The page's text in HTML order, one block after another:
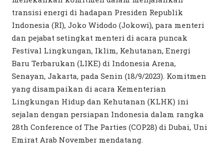
transisi energi di hadapan Presiden Republik
Indonesia (RI), Joko Widodo (Jokowi), para menteri
dan pejabat setingkat menteri di acara puncak
Festival Lingkungan, Iklim, Kehutanan, Energi
Baru Terbarukan (LIKE) di Indonesia Arena,
Senayan, Jakarta, pada Senin (18/9/2023). Komitmen
yang disampaikan di acara Kementerian
Lingkungan Hidup dan Kehutanan (KLHK) ini
sejalan dengan persiapan Indonesia dalam rangka
28th Conference of The Parties (COP28) di Dubai, Uni
Emirat Arab November mendatang.